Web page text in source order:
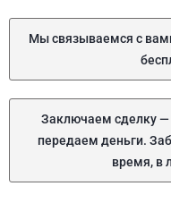
Мы связываемся с
Заключаем сделку
передаем деньги.
время, в